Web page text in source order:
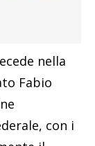
nella
Fabio
con i